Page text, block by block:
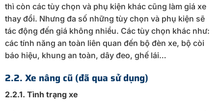
thì còn các tùy chọn và phụ kiện khác cũng làm giá xe
thay đổi. Nhưng đa số những tùy chọn và phụ kiện sẽ
tác động đến giá không nhiều. Các tùy chọn khác như:
các tính năng an toàn liên quan đến bộ đèn xe, bộ còi
báo hiệu, khung an toàn, dây đeo, ghế lái…
2.2. Xe nâng cũ (đã qua sử dụng)
2.2.1. Tình trạng xe